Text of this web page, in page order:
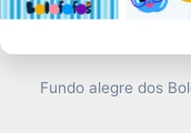
Fundo alegre dos